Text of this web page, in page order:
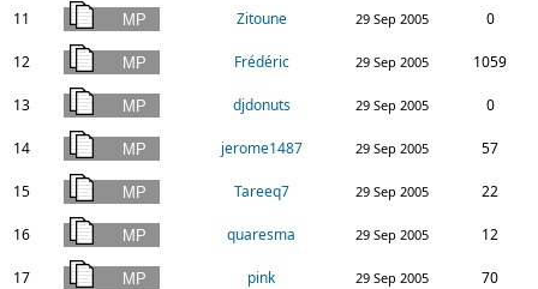
11 Zitoune 29 Sep 2005 0
12 Frédéric 29 Sep 2005 1059
13 djdonuts 29 Sep 2005 0
14 jerome1487 29 Sep 2005 57
15 Tareeq7 29 Sep 2005 22
16 quaresma 29 Sep 2005 12
17 pink 29 Sep 2005 70